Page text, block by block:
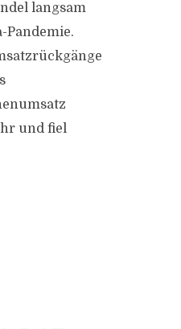
langsam
Pandemie.
und fiel